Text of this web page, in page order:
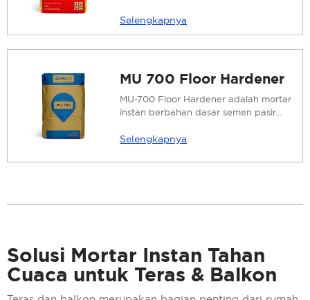
Selengkapnya
MU 700 Floor Hardener
MU-700 Floor Hardener adalah mortar
instan berbahan dasar semen pasir...
Selengkapnya
Solusi Mortar Instan Tahan
Cuaca untuk Teras & Balkon